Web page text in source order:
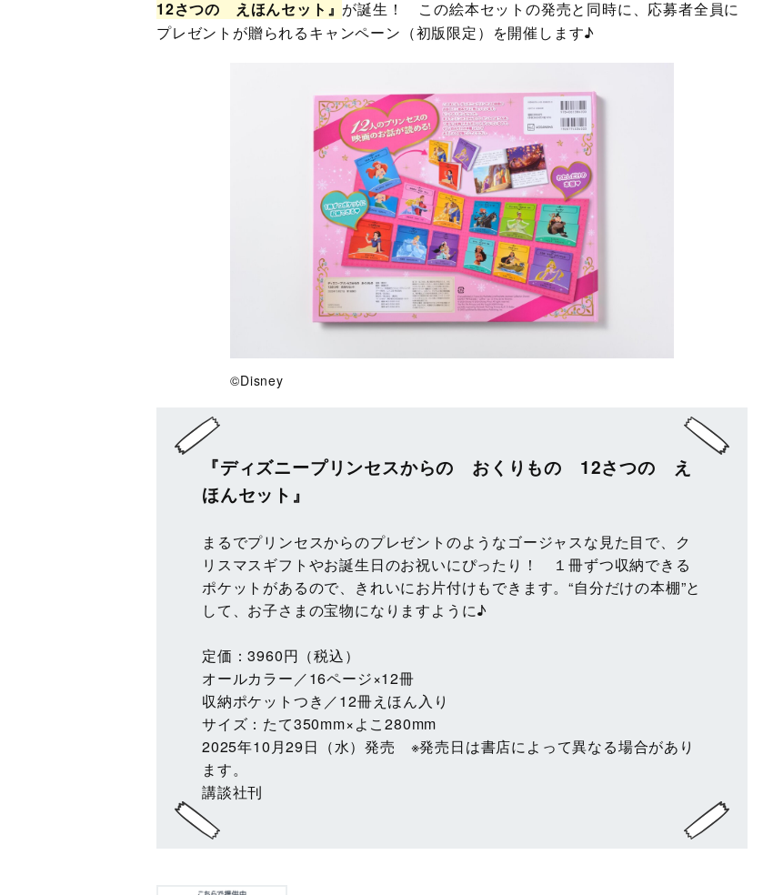
12さつの えほんセット』 が誕生！ この絵本セットの発売と同時に、応募者全員に
プレゼントが贈られるキャンペーン（初版限定）を開催します♪
©Disney
『ディズニープリンセスからの おくりもの 12さつの え
ほんセット』
まるでプリンセスからのプレゼントのようなゴージャスな見た目で、ク
リスマスギフトやお誕生日のお祝いにぴったり！ １冊ずつ収納できる
ポケットがあるので、きれいにお片付けもできます。“自分だけの本棚”と
して、お子さまの宝物になりますように♪
定価：3960円（税込）
オールカラー／16ページ×12冊
収納ポケットつき／12冊えほん入り
サイズ：たて350mm×よこ280mm
2025年10月29日（水）発売 ※発売日は書店によって異なる場合があり
ます。
講談社刊